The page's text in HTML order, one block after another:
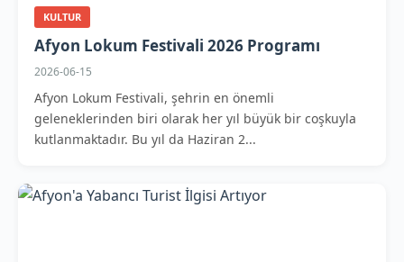
KULTUR
Afyon Lokum Festivali 2026 Programı
2026-06-15
Afyon Lokum Festivali, şehrin en önemli
geleneklerinden biri olarak her yıl büyük bir coşkuyla
kutlanmaktadır. Bu yıl da Haziran 2...